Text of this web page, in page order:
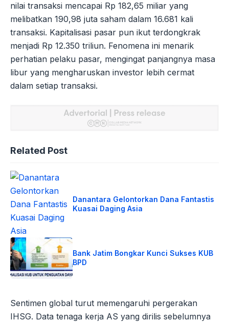
nilai transaksi mencapai Rp 182,65 miliar yang
melibatkan 190,98 juta saham dalam 16.681 kali
transaksi. Kapitalisasi pasar pun ikut terdongkrak
menjadi Rp 12.350 triliun. Fenomena ini menarik
perhatian pelaku pasar, mengingat panjangnya masa
libur yang mengharuskan investor lebih cermat
dalam setiap transaksi.
Related Post
Danantara Gelontorkan Dana Fantastis
Kuasai Daging Asia
Bank Jatim Bongkar Kunci Sukses KUB
BPD
Sentimen global turut memengaruhi pergerakan
IHSG. Data tenaga kerja AS yang dirilis sebelumnya